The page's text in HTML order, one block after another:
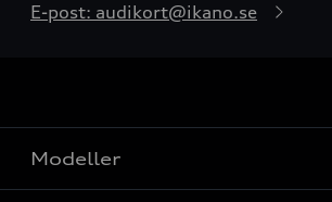
E-post: audikort@ikano.se
Modeller